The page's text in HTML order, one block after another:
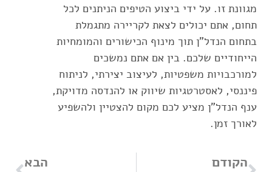
מגוונת זו. על ידי ביצוע הטיפים הניתנים לכל
תחום, אתם יכולים לצאת לקריירה מתגמלת
בתחום הנדל"ן תוך מינוף הכישורים והמומחיות
הייחודיים שלכם. בין אם אתם נמשכים
למורכבויות משפטיות, לעיצוב יצירתי, לניתוח
פיננסי, לאסטרטגיות שיווק או להנדסה מדויקת,
ענף הנדל"ן מציע לכם מקום להצטיין ולהשפיע
לאורך זמן.
הקודם הבא